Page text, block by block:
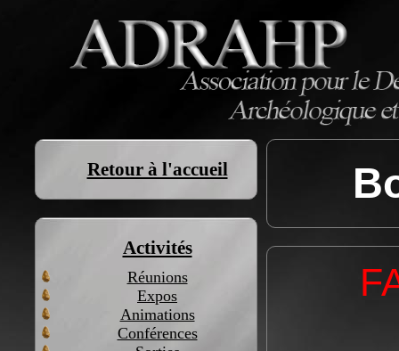
Retour à l'accueil
Activités
Réunions
Expos
Animations
Conférences